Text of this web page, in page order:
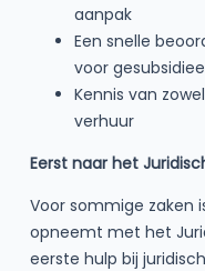
aanpak
Een snelle
voor
Kennis van
verhuur
Eerst naar het
Voor sommige zaken
opneemt met het
eerste hulp bij